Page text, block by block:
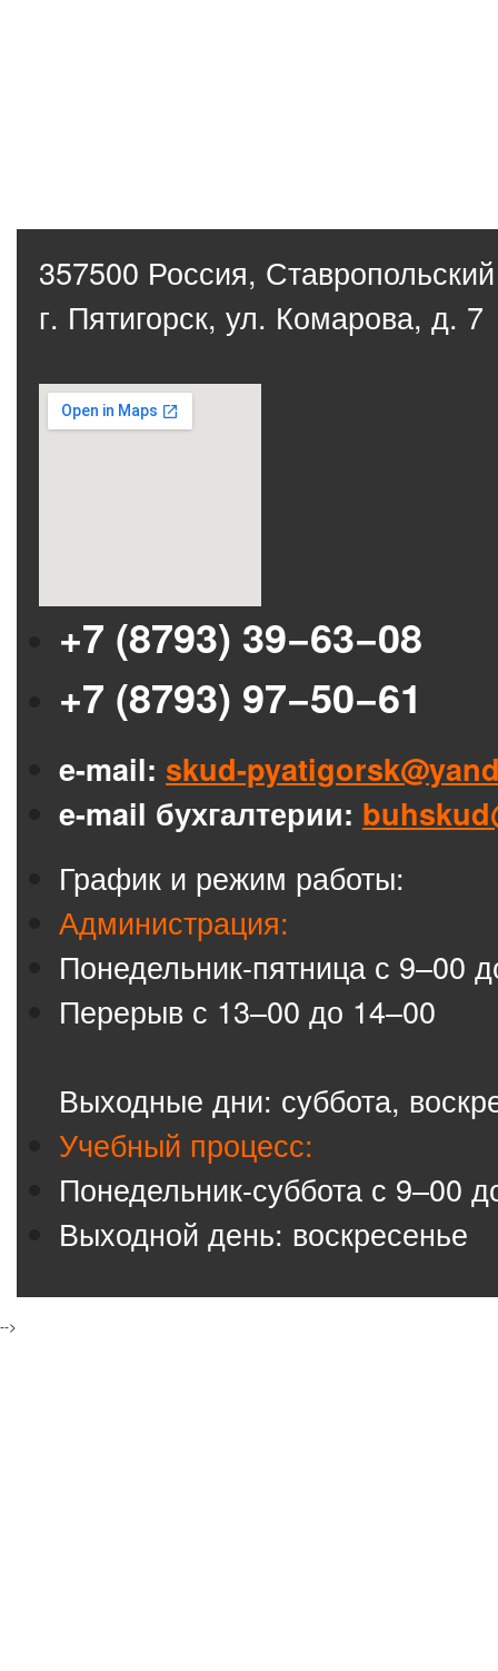
357500 Россия,
г. Пятигорск, ул. Комарова, д. 7
+7 (8793) 39−63−08
+7 (8793) 97−50−61
e-mail: skud-
e-mail бухгалтерии:
График и режим работы:
Администрация:
Понедельник-пятница с 9–00
Перерыв с 13–00 до 14–00
Выходные дни: суббота,
Учебный процесс:
Понедельник-суббота с 9–00
Выходной день: воскресенье
-->